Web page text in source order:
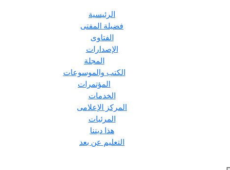
الرئيسية
فضيلة المفتى
الفتاوى
الإصدارات
المجلة
الكتب والموسوعات
المؤتمرات
الخدمات
المركز الإعلامى
المرئيات
هذا ديننا
التعليم عن بعد